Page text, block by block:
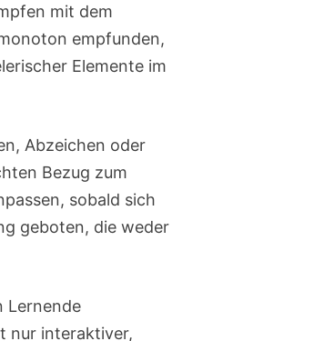
mit dem
empfunden,
Elemente im
Abzeichen oder
Bezug zum
sobald sich
geboten, die weder
Lernende
nur interaktiver,